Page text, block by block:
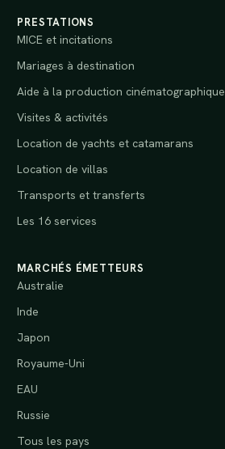
PRESTATIONS
MICE et incitations
Mariages à destination
Aide à la production cinématographique
Visites & activités
Location de yachts et catamarans
Location de villas
Transports et transferts
Les 16 services
MARCHÉS ÉMETTEURS
Australie
Inde
Japon
Royaume-Uni
EAU
Russie
Tous les pays